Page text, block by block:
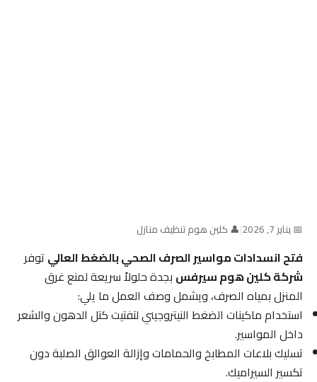
📅 يناير 7, 2026 |👤 كلين هوم تنظيف منازل
فتح انسدادات مواسير الصرف الصحي بالضغط العاليتوفر
شركة كلين هوم سيرفسبجدة حلولاً سريعة لمنع غرق
المنزل بمياه الصرف، ويشمل وصف العمل ما يلي:
استخدام ماكينات الضغط النيتروجيني لتفتيت كتل الدهون والشعر
داخل المواسير.
تسليك بلاعات المطابخ والحمامات وإزالة العوالق الصلبة دون
تكسير السيراميك.